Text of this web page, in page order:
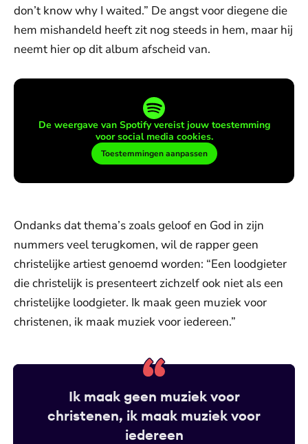
don’t know why I waited.” De angst voor diegene die
hem mishandeld heeft zit nog steeds in hem, maar hij
neemt hier op dit album afscheid van.
De weergave van Spotify vereist jouw toestemming
voor social media cookies.
Toestemmingen aanpassen
Ondanks dat thema’s zoals geloof en God in zijn
nummers veel terugkomen, wil de rapper geen
christelijke artiest genoemd worden: “Een loodgieter
die christelijk is presenteert zichzelf ook niet als een
christelijke loodgieter. Ik maak geen muziek voor
christenen, ik maak muziek voor iedereen.”
Ik maak geen muziek voor
christenen, ik maak muziek voor
iedereen